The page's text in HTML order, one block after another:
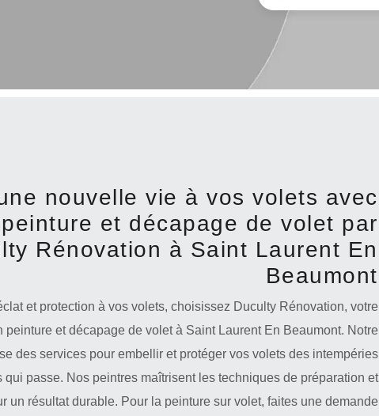
nouvelle vie à vos volets avec
et décapage de volet par
Rénovation à Saint Laurent En
Beaumont
et protection à vos volets, choisissez Duculty Rénovation, votre
peinture et décapage de volet à Saint Laurent En Beaumont. Notre
des services pour embellir et protéger vos volets des intempéries
qui passe. Nos peintres maîtrisent les techniques de préparation et
un résultat durable. Pour la peinture sur volet, faites une demande